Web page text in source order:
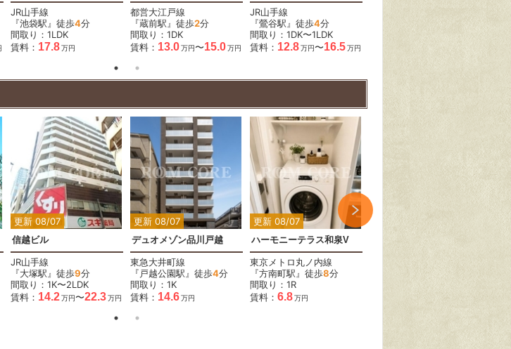
JR山手線
『池袋駅』徒歩4分
間取り：1LDK
賃料： 17.8万円
都営大江戸線
『蔵前駅』徒歩2分
間取り：1DK
賃料： 13.0万円〜15.0万円
JR山手線
『鶯谷駅』徒歩4分
間取り：1DK〜1LDK
賃料： 12.8万円〜16.5万円
東京メトロ銀座線
『田原町駅』徒歩
更新 08/07
2 2
信越ビル
JR山手線
『大塚駅』徒歩9分
間取り：1K〜2LDK
賃料： 14.2万円〜22.3万円
更新 08/07
2
デュオメゾン品川戸越
東急大井町線
『戸越公園駅』徒歩4分
間取り：1K
賃料： 14.6万円
更新 08/07
2
ハーモニーテラス和泉V
東京メトロ丸ノ内線
『方南町駅』徒歩8分
間取り：1R
賃料： 6.8万円
更新 08/07
西荻北コーポK
JR中央線(快速)
『西荻窪駅』徒歩
7 分
6.6
更